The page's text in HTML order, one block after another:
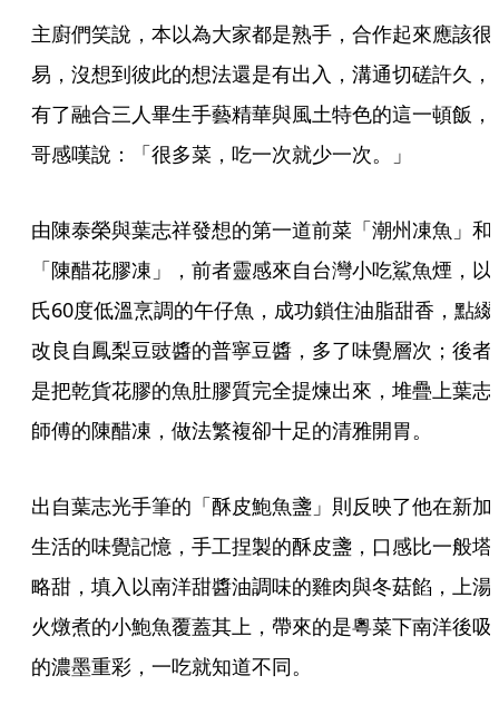
主廚們笑說，本以為大家都是熟手，合作起來應該很
易，沒想到彼此的想法還是有出入，溝通切磋許久，
有了融合三人畢生手藝精華與風土特色的這一頓飯，
哥感嘆說：「很多菜，吃一次就少一次。」
由陳泰榮與葉志祥發想的第一道前菜「潮州凍魚」和
「陳醋花膠凍」，前者靈感來自台灣小吃鯊魚煙，以
氏60度低溫烹調的午仔魚，成功鎖住油脂甜香，點綴
改良自鳳梨豆豉醬的普寧豆醬，多了味覺層次；後者
是把乾貨花膠的魚肚膠質完全提煉出來，堆疊上葉志
師傅的陳醋凍，做法繁複卻十足的清雅開胃。
出自葉志光手筆的「酥皮鮑魚盞」則反映了他在新加
生活的味覺記憶，手工捏製的酥皮盞，口感比一般塔
略甜，填入以南洋甜醬油調味的雞肉與冬菇餡，上湯
火燉煮的小鮑魚覆蓋其上，帶來的是粵菜下南洋後吸
的濃墨重彩，一吃就知道不同。